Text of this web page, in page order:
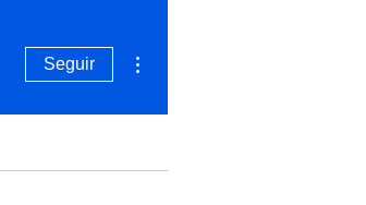
Seguir